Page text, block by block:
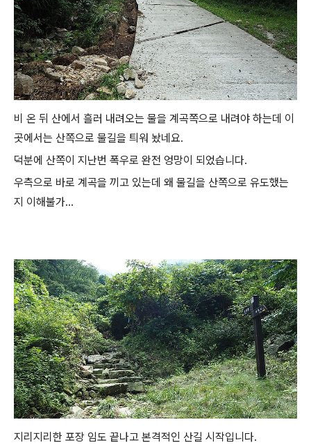
비 온 뒤 산에서 흘러 내려오는 물을 계곡쪽으로 내려야 하는데 이
곳에서는 산쪽으로 물길을 틔워 놨네요.
덕분에 산쪽이 지난번 폭우로 완전 엉망이 되었습니다.
우측으로 바로 계곡을 끼고 있는데 왜 물길을 산쪽으로 유도했는
지 이해불가...
지리지리한 포장 임도 끝나고 본격적인 산길 시작입니다.